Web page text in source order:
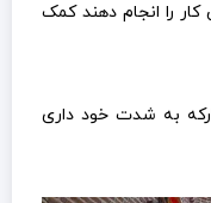
را انجام دهند کمک
به شدت خود داری